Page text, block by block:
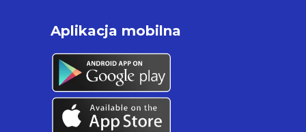
Aplikacja mobilna